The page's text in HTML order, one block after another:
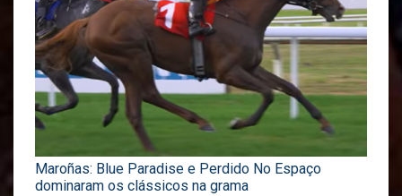
Maroñas: Blue Paradise e Perdido No Espaço
dominaram os clássicos na grama